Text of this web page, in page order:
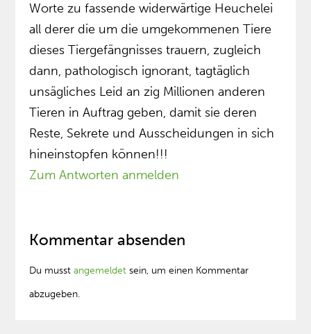
Worte zu fassende widerwärtige Heuchelei
all derer die um die umgekommenen Tiere
dieses Tiergefängnisses trauern, zugleich
dann, pathologisch ignorant, tagtäglich
unsägliches Leid an zig Millionen anderen
Tieren in Auftrag geben, damit sie deren
Reste, Sekrete und Ausscheidungen in sich
hineinstopfen können!!!
Zum Antworten anmelden
Kommentar absenden
Du musstangemeldet sein, um einen Kommentar
abzugeben.